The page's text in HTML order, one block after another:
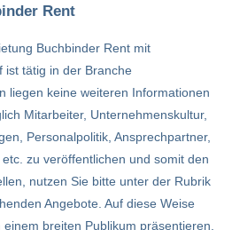
Rent
Buchbinder Rent mit
ist tätig in der Branche
liegen keine weiteren Informationen
Mitarbeiter, Unternehmenskultur,
Personalpolitik, Ansprechpartner,
zu veröffentlichen und somit den
nutzen Sie bitte unter der Rubrik
Angebote. Auf diese Weise
breiten Publikum präsentieren.